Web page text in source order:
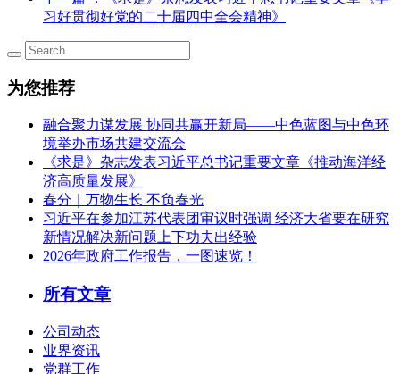
习好贯彻好党的二十届四中全会精神》
为您推荐
融合聚力谋发展 协同共赢开新局——中色蓝图与中色环
境举办市场共建交流会
《求是》杂志发表习近平总书记重要文章《推动海洋经
济高质量发展》
春分｜万物生长 不负春光
习近平在参加江苏代表团审议时强调 经济大省要在研究
新情况解决新问题上下功夫出经验
2026年政府工作报告，一图速览！
所有文章
公司动态
业界资讯
党群工作